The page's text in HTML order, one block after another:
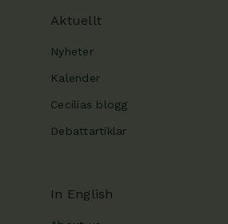
Aktuellt
Nyheter
Kalender
Cecilias blogg
Debattartiklar
In English